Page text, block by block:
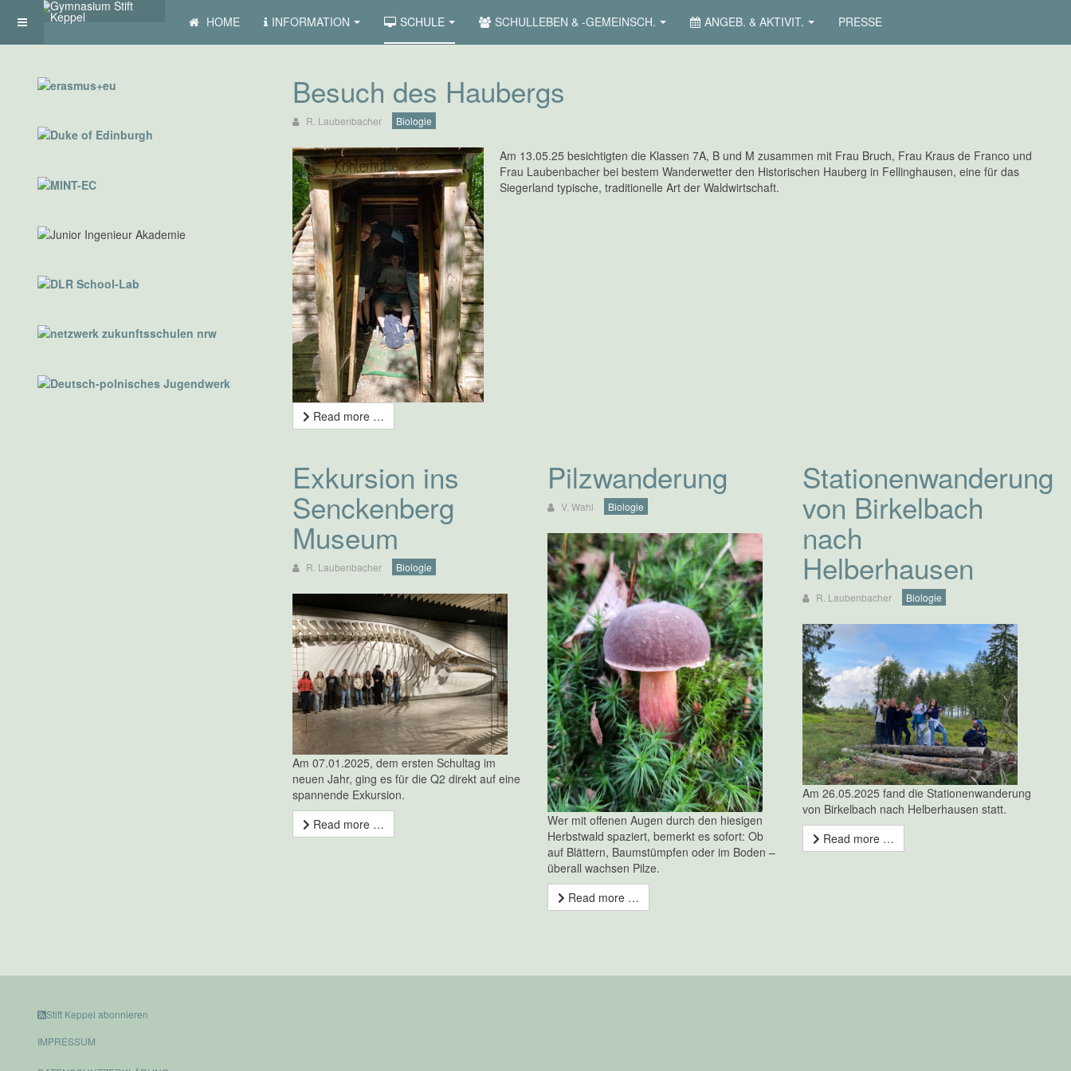
HOME INFORMATION SCHULE SCHULLEBEN & -GEMEINSCH. ANGEB. & AKTIVIT. PRESSE
Besuch des Haubergs
R. Laubenbacher Biologie
Am 13.05.25 besichtigten die Klassen 7A, B und M zusammen mit Frau Bruch, Frau Kraus de Franco und
Frau Laubenbacher bei bestem Wanderwetter den Historischen Hauberg in Fellinghausen, eine für das
Siegerland typische, traditionelle Art der Waldwirtschaft.
Read more …
Exkursion ins
Senckenberg
Museum
R. Laubenbacher Biologie
Am 07.01.2025, dem ersten Schultag im
neuen Jahr, ging es für die Q2 direkt auf eine
spannende Exkursion.
Read more …
Pilzwanderung
V. Wahl Biologie
Wer mit offenen Augen durch den hiesigen
Herbstwald spaziert, bemerkt es sofort: Ob
auf Blättern, Baumstümpfen oder im Boden –
überall wachsen Pilze.
Read more …
Stationenwanderung
von Birkelbach
nach
Helberhausen
R. Laubenbacher Biologie
Am 26.05.2025 fand die Stationenwanderung
von Birkelbach nach Helberhausen statt.
Read more …
Stift Keppel abonnieren
IMPRESSUM